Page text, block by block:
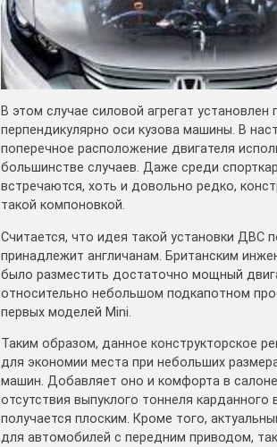
В этом случае силовой агрегат установлен
перпендикулярно оси кузова машины. В
поперечное расположение двигателя
большинстве случаев. Даже среди
встречаются, хоть и довольно редко,
такой компоновкой.
Считается, что идея такой установки ДВС
принадлежит англичанам. Британским
было разместить достаточно мощный
относительно небольшом подкапотном
первых моделей Mini.
Таким образом, данное конструкторское
для экономии места при небольших
машин. Добавляет оно и комфорта в
отсутствия выпуклого тоннеля карданного
получается плоским. Кроме того,
для автомобилей с передним приводом, так